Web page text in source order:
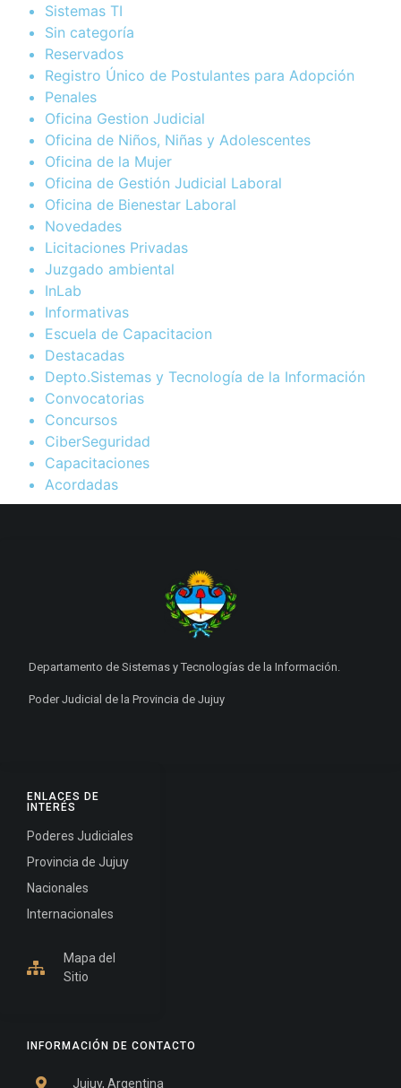
Sistemas TI
Sin categoría
Reservados
Registro Único de Postulantes para Adopción
Penales
Oficina Gestion Judicial
Oficina de Niños, Niñas y Adolescentes
Oficina de la Mujer
Oficina de Gestión Judicial Laboral
Oficina de Bienestar Laboral
Novedades
Licitaciones Privadas
Juzgado ambiental
InLab
Informativas
Escuela de Capacitacion
Destacadas
Depto.Sistemas y Tecnología de la Información
Convocatorias
Concursos
CiberSeguridad
Capacitaciones
Acordadas
INFORMACIÓN DE CONTACTO
Jujuy, Argentina
ENLACES DE
INTERÉS
Poderes Judiciales
Provincia de Jujuy
Nacionales
Internacionales
Mapa del
Sitio
Departamento de Sistemas y Tecnologías de la Información.
Poder Judicial de la Provincia de Jujuy